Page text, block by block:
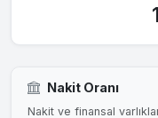
Nakit Oranı
Nakit ve finansal